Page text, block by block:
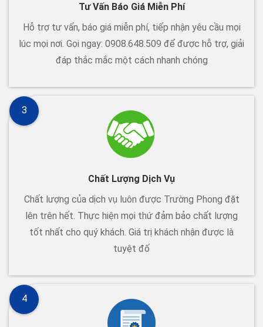
Tư Vấn Báo Giá Miễn Phí
Hỗ trợ tư vấn, báo giá miễn phí, tiếp nhận yêu cầu mọi
lúc mọi nơi. Gọi ngay: 0908.648.509 để được hỗ trợ, giải
đáp thắc mắc một cách nhanh chóng
Chất Lượng Dịch Vụ
Chất lượng của dịch vụ luôn được Trường Phong đặt
lên trên hết. Thực hiện mọi thứ đảm bảo chất lượng
tốt nhất cho quý khách. Giá trị khách nhận được là
tuyệt đố
3
4